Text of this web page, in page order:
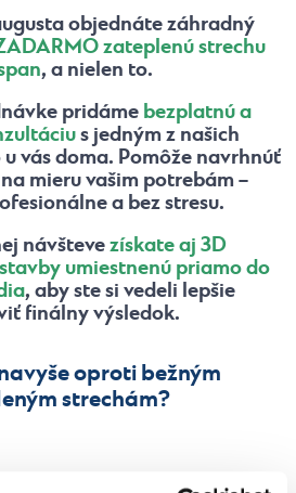
objednáte záhradný
zateplenú strechu
, a nielen to.
pridámebezplatnú a
s jedným z našich
vás doma. Pomôže navrhnúť
mieru vašim potrebám –
a bez stresu.
návštevezískate aj 3D
umiestnenú priamo do
, aby ste si vedeli lepšie
finálny výsledok.
oproti bežným
strechám?